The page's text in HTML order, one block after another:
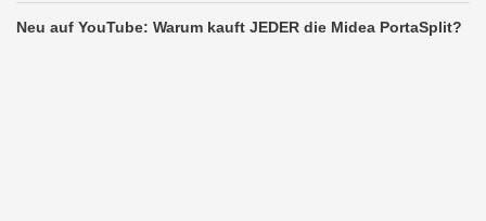
Neu auf YouTube: Warum kauft JEDER die Midea PortaSplit?